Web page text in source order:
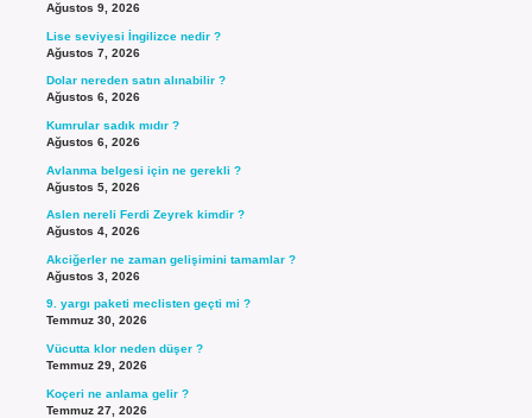
Ağustos 9, 2026
Lise seviyesi İngilizce nedir ?
Ağustos 7, 2026
Dolar nereden satın alınabilir ?
Ağustos 6, 2026
Kumrular sadık mıdır ?
Ağustos 6, 2026
Avlanma belgesi için ne gerekli ?
Ağustos 5, 2026
Aslen nereli Ferdi Zeyrek kimdir ?
Ağustos 4, 2026
Akciğerler ne zaman gelişimini tamamlar ?
Ağustos 3, 2026
9. yargı paketi meclisten geçti mi ?
Temmuz 30, 2026
Vücutta klor neden düşer ?
Temmuz 29, 2026
Koçeri ne anlama gelir ?
Temmuz 27, 2026